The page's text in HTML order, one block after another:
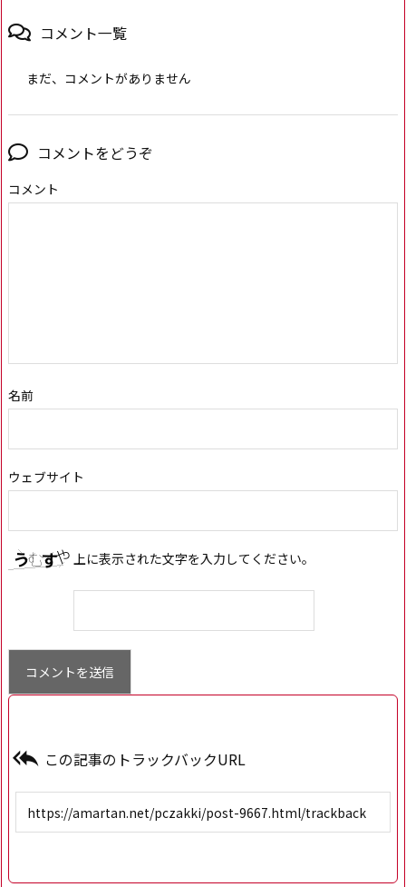
コメント一覧
まだ、コメントがありません
コメントをどうぞ
コメント
名前
ウェブサイト
上に表示された文字を入力してください。
 この記事のトラックバックURL